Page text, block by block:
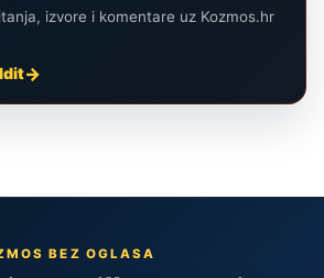
izvore i komentare uz Kozmos.hr
BEZ OGLASA